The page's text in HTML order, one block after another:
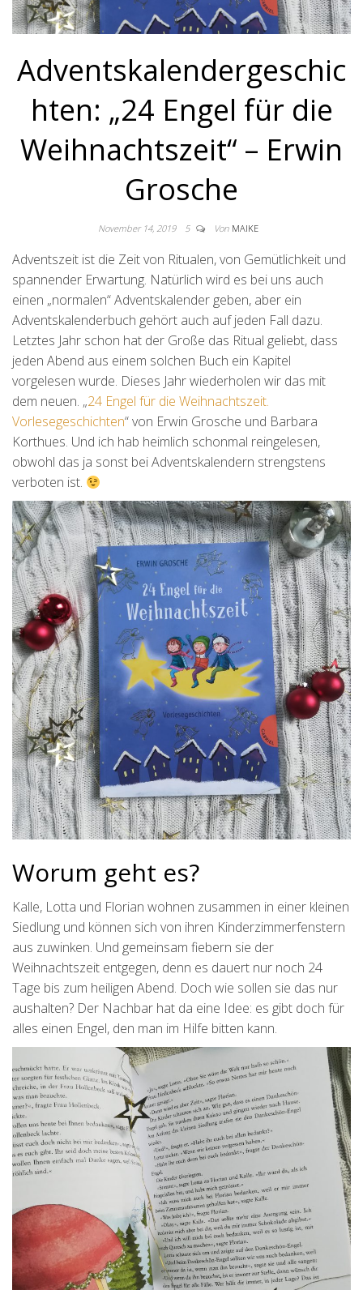
Adventskalendergeschic
hten: „24 Engel für die
Weihnachtszeit“ – Erwin
Grosche
November 14, 2019 5 Von MAIKE
Adventszeit ist die Zeit von Ritualen, von Gemütlichkeit und
spannender Erwartung. Natürlich wird es bei uns auch
einen „normalen“ Adventskalender geben, aber ein
Adventskalenderbuch gehört auch auf jeden Fall dazu.
Letztes Jahr schon hat der Große das Ritual geliebt, dass
jeden Abend aus einem solchen Buch ein Kapitel
vorgelesen wurde. Dieses Jahr wiederholen wir das mit
dem neuen. „24 Engel für die Weihnachtszeit.
Vorlesegeschichten“ von Erwin Grosche und Barbara
Korthues. Und ich hab heimlich schonmal reingelesen,
obwohl das ja sonst bei Adventskalendern strengstens
verboten ist.
Worum geht es?
Kalle, Lotta und Florian wohnen zusammen in einer kleinen
Siedlung und können sich von ihren Kinderzimmerfenstern
aus zuwinken. Und gemeinsam fiebern sie der
Weihnachtszeit entgegen, denn es dauert nur noch 24
Tage bis zum heiligen Abend. Doch wie sollen sie das nur
aushalten? Der Nachbar hat da eine Idee: es gibt doch für
alles einen Engel, den man im Hilfe bitten kann.